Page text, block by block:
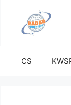
CS